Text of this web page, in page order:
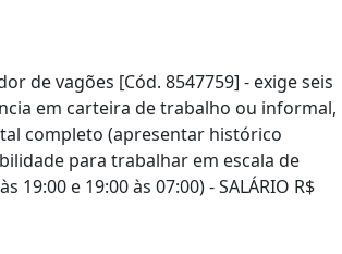
de vagões [Cód. 8547759] - exige seis
em carteira de trabalho ou informal,
completo (apresentar histórico
para trabalhar em escala de
19:00 e 19:00 às 07:00) - SALÁRIO R$